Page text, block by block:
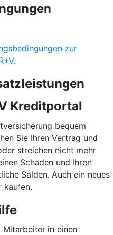
zur
Kreditportal
bequem
Sie Ihren Vertrag und
streichen nicht mehr
Schaden und Ihren
Salden. Auch ein neues
kaufen.
Mitarbeiter in einen